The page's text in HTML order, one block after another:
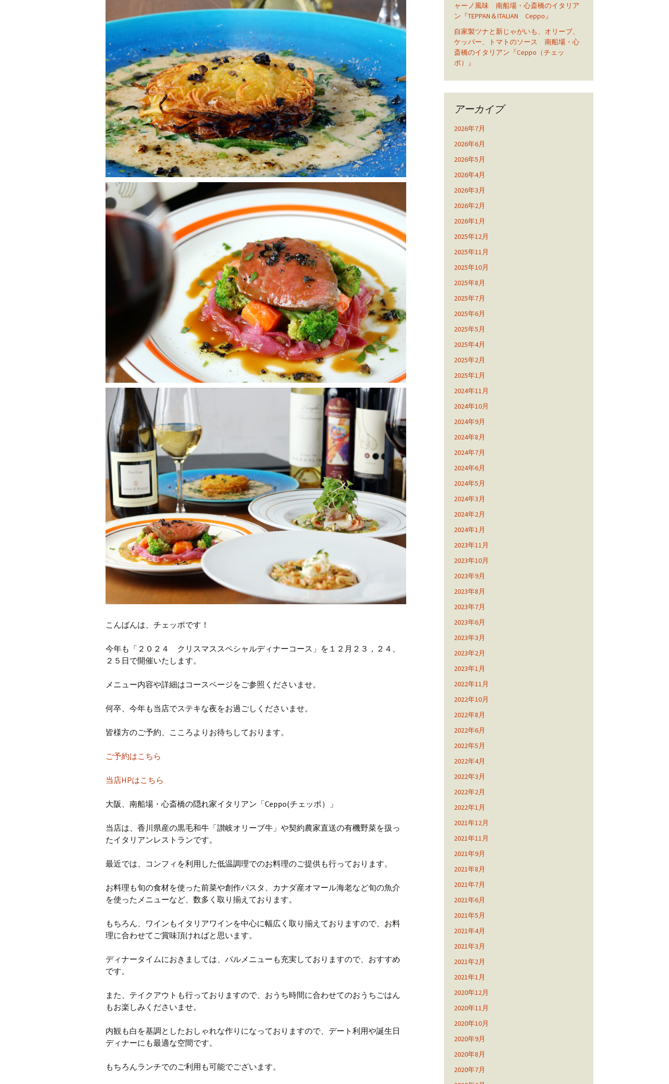
こんばんは、チェッポです！
今年も「２０２４ クリスマススペシャルディナーコース」を１２月２３，２４、
２５日で開催いたします。
メニュー内容や詳細はコースページをご参照くださいませ。
何卒、今年も当店でステキな夜をお過ごしくださいませ。
皆様方のご予約、こころよりお待ちしております。
ご予約はこちら
当店HPはこちら
大阪、南船場・心斎橋の隠れ家イタリアン「Ceppo(チェッポ）」
当店は、香川県産の黒毛和牛「讃岐オリーブ牛」や契約農家直送の有機野菜を扱っ
たイタリアンレストランです。
最近では、コンフィを利用した低温調理でのお料理のご提供も行っております。
お料理も旬の食材を使った前菜や創作パスタ、カナダ産オマール海老など旬の魚介
を使ったメニューなど、数多く取り揃えております。
もちろん、ワインもイタリアワインを中心に幅広く取り揃えておりますので、お料
理に合わせてご賞味頂ければと思います。
ディナータイムにおきましては、バルメニューも充実しておりますので、おすすめ
です。
また、テイクアウトも行っておりますので、おうち時間に合わせてのおうちごはん
もお楽しみくださいませ。
内観も白を基調としたおしゃれな作りになっておりますので、デート利用や誕生日
ディナーにも最適な空間です。
もちろんランチでのご利用も可能でございます。
ャーノ風味 南船場・心斎橋のイタリア
ン『TEPPAN＆ITALIAN Ceppo』
自家製ツナと新じゃがいも、オリーブ、
ケッパー、トマトのソース 南船場・心
斎橋のイタリアン『Ceppo（チェッ
ポ）』
アーカイブ
2026年7月
2026年6月
2026年5月
2026年4月
2026年3月
2026年2月
2026年1月
2025年12月
2025年11月
2025年10月
2025年8月
2025年7月
2025年6月
2025年5月
2025年4月
2025年2月
2025年1月
2024年11月
2024年10月
2024年9月
2024年8月
2024年7月
2024年6月
2024年5月
2024年3月
2024年2月
2024年1月
2023年11月
2023年10月
2023年9月
2023年8月
2023年7月
2023年6月
2023年3月
2023年2月
2023年1月
2022年11月
2022年10月
2022年8月
2022年6月
2022年5月
2022年4月
2022年3月
2022年2月
2022年1月
2021年12月
2021年11月
2021年9月
2021年8月
2021年7月
2021年6月
2021年5月
2021年4月
2021年3月
2021年2月
2021年1月
2020年12月
2020年11月
2020年10月
2020年9月
2020年8月
2020年7月